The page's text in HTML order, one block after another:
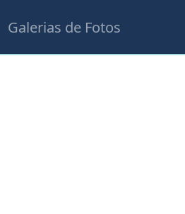
Galerias de Fotos